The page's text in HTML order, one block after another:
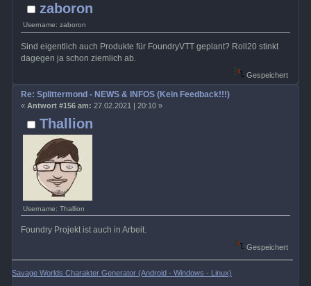
zaboron
Username: zaboron
Sind eigentlich auch Produkte für FoundryVTT geplant? Roll20 stinkt
dagegen ja schon ziemlich ab.
Gespeichert
Thallion
Username: Thallion
Re: Splittermond - NEWS & INFOS (Kein Feedback!!!)
« Antwort #156 am: 27.02.2021 | 20:10 »
Foundry Projekt ist auch in Arbeit.
Gespeichert
Savage Worlds Charakter Generator (Android - Windows - Linux)